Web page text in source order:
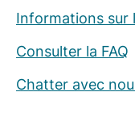
Informations sur
Consulter la FAQ
Chatter avec